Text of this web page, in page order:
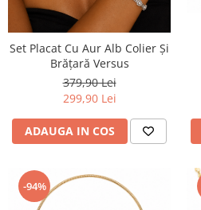
Set Placat Cu Aur Alb Colier Și
Brățară Versus
379,90 Lei
299,90 Lei
ADAUGA IN COS
-94%